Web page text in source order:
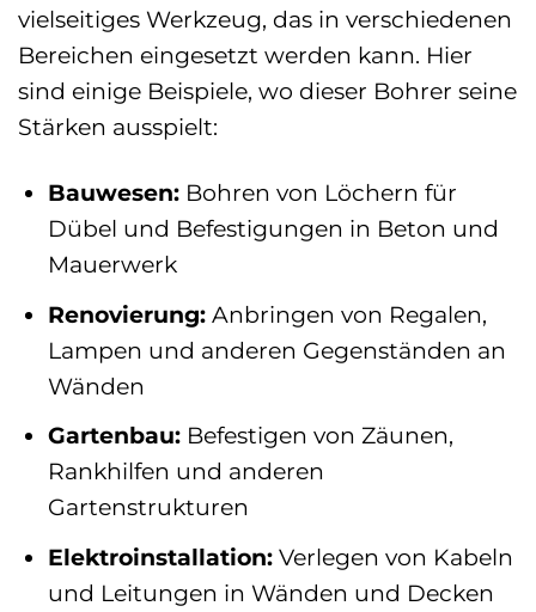
vielseitiges Werkzeug, das in verschiedenen
Bereichen eingesetzt werden kann. Hier
sind einige Beispiele, wo dieser Bohrer seine
Stärken ausspielt:
Bauwesen:Bohren von Löchern für
Dübel und Befestigungen in Beton und
Mauerwerk
Renovierung:Anbringen von Regalen,
Lampen und anderen Gegenständen an
Wänden
Gartenbau:Befestigen von Zäunen,
Rankhilfen und anderen
Gartenstrukturen
Elektroinstallation:Verlegen von Kabeln
und Leitungen in Wänden und Decken